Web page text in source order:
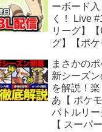
ーボード
く！ Live
リーグ】
グ】【ポケ
まさかの
新シーズ
を解説！
あ【 ポケ
バトルリー
【 スーパ